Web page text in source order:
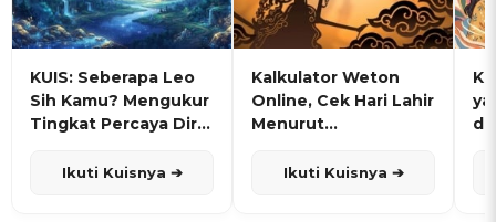
KUIS: Seberapa Leo
Sih Kamu? Mengukur
Tingkat Percaya Diri
Ikuti Kuisnya ➔
Kalkulator Weton
Online, Cek Hari Lahir
Menurut
Ikuti Kuisnya ➔